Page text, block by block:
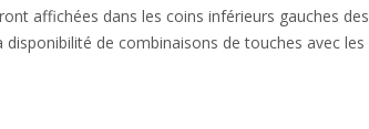
affichées dans les coins inférieurs gauches des
de combinaisons de touches avec les